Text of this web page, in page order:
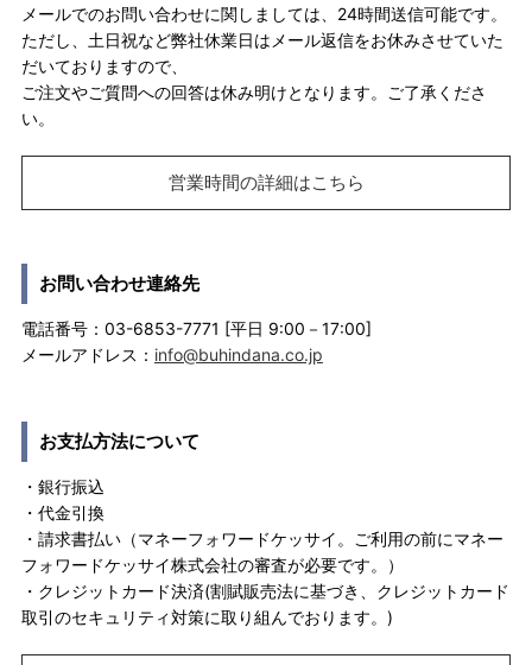
メールでのお問い合わせに関しましては、24時間送信可能です。
ただし、土日祝など弊社休業日はメール返信をお休みさせていた
だいておりますので、
ご注文やご質問への回答は休み明けとなります。ご了承くださ
い。
営業時間の詳細はこちら
お問い合わせ連絡先
電話番号：03-6853-7771 [平日 9:00－17:00]
メールアドレス： info@buhindana.co.jp
お支払方法について
・銀行振込
・代金引換
・請求書払い（マネーフォワードケッサイ。ご利用の前にマネー
フォワードケッサイ株式会社の審査が必要です。）
・クレジットカード決済(割賦販売法に基づき、クレジットカード
取引のセキュリティ対策に取り組んでおります。)